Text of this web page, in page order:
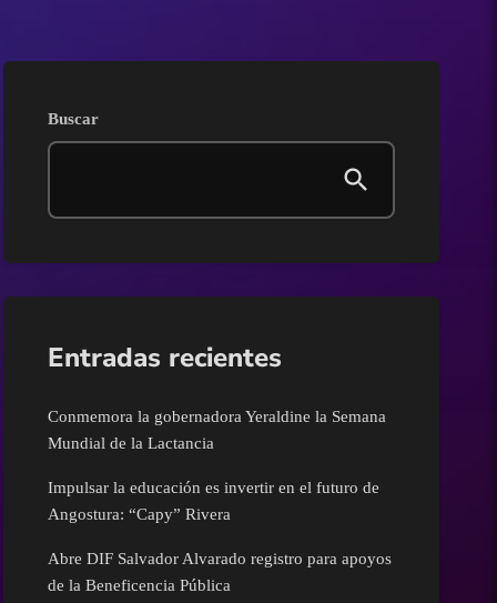
Angostura
Badiraguato
Clima
Congreso del Estado de
Sinaloa
Deportes
Buscar
Entradas recientes
Conmemora la gobernadora Yeraldine la Semana
Mundial de la Lactancia
Impulsar la educación es invertir en el futuro de
Angostura: “Capy” Rivera
Abre DIF Salvador Alvarado registro para apoyos
de la Beneficencia Pública